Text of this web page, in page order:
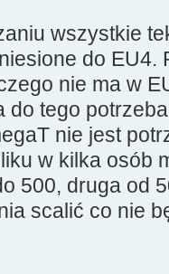
wszystkie
do EU4.
nie ma w
do tego
nie jest
w kilka osób
500, druga od
scalić co nie